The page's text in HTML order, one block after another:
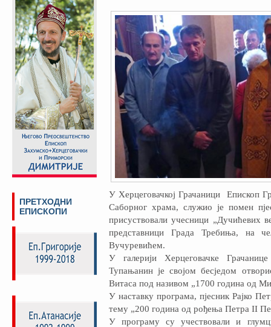
У Херцеговачкој Грачаници Епископ
Саборног храма, служио је помен
присуствовали учесници „Дучићевих
представници Града Требиња, на
Вучуревићем.
У галерији Херцеговачке
Тупањанин је својом бесједом
Витаса под називом „1700 година од
У наставку програма, пјесник Рајко
тему „200 година од рођења Петра II
У програму су учествовали и
ПРЕТХОДНИ
ЕПИСКОПИ